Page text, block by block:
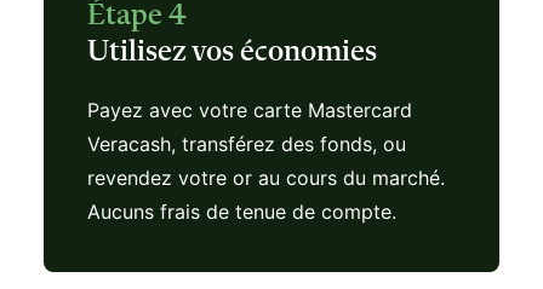
Étape 4
Utilisez vos économies
Payez avec votre carte Mastercard
Veracash, transférez des fonds, ou
revendez votre or au cours du marché.
Aucuns frais de tenue de compte.